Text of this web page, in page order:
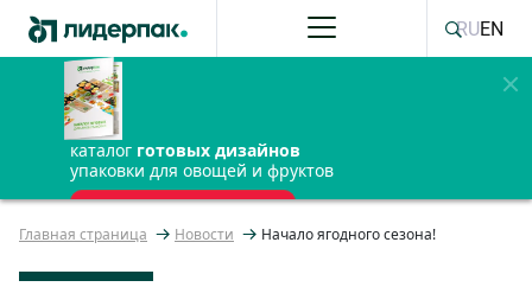
каталог готовых дизайнов
упаковки для овощей и фруктов
ПОЛУЧИТЬ БЕСПЛАТНО
RUEN
Главная страница Новости Начало ягодного сезона!